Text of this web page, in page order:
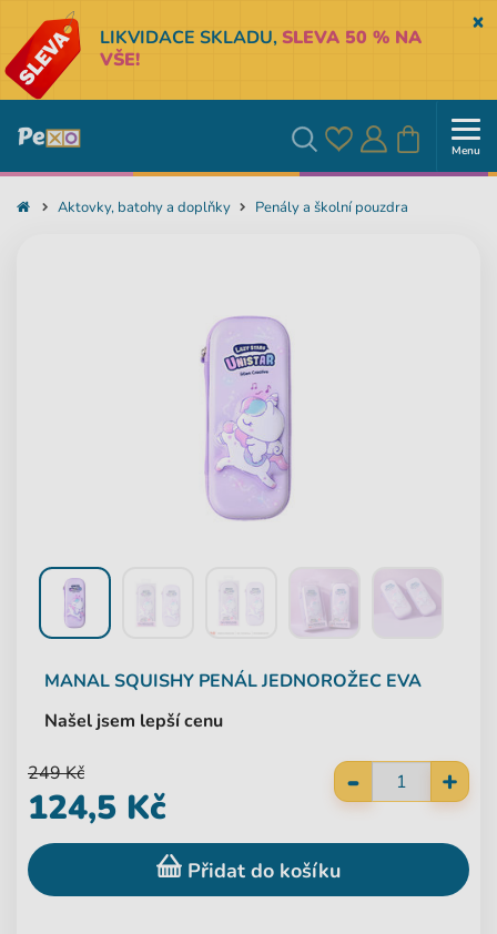
LIKVIDACE SKLADU,SLEVA 50 % NA
VŠE!
Vyhledávání
OblíbenéPřihlásit
Košík Menu
Aktovky, batohy a doplňky Penály a školní pouzdra
MANALSQUISHY PENÁL JEDNOROŽEC EVA
Našel jsem lepší cenu
- +
249 Kč
124,5 Kč
Přidat do košíku